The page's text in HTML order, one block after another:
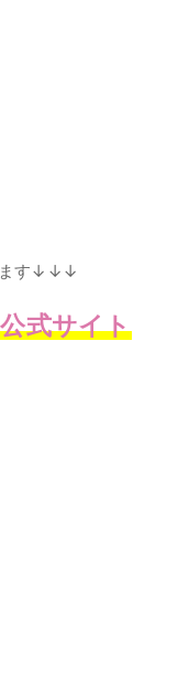
ます↓↓↓
式サイト